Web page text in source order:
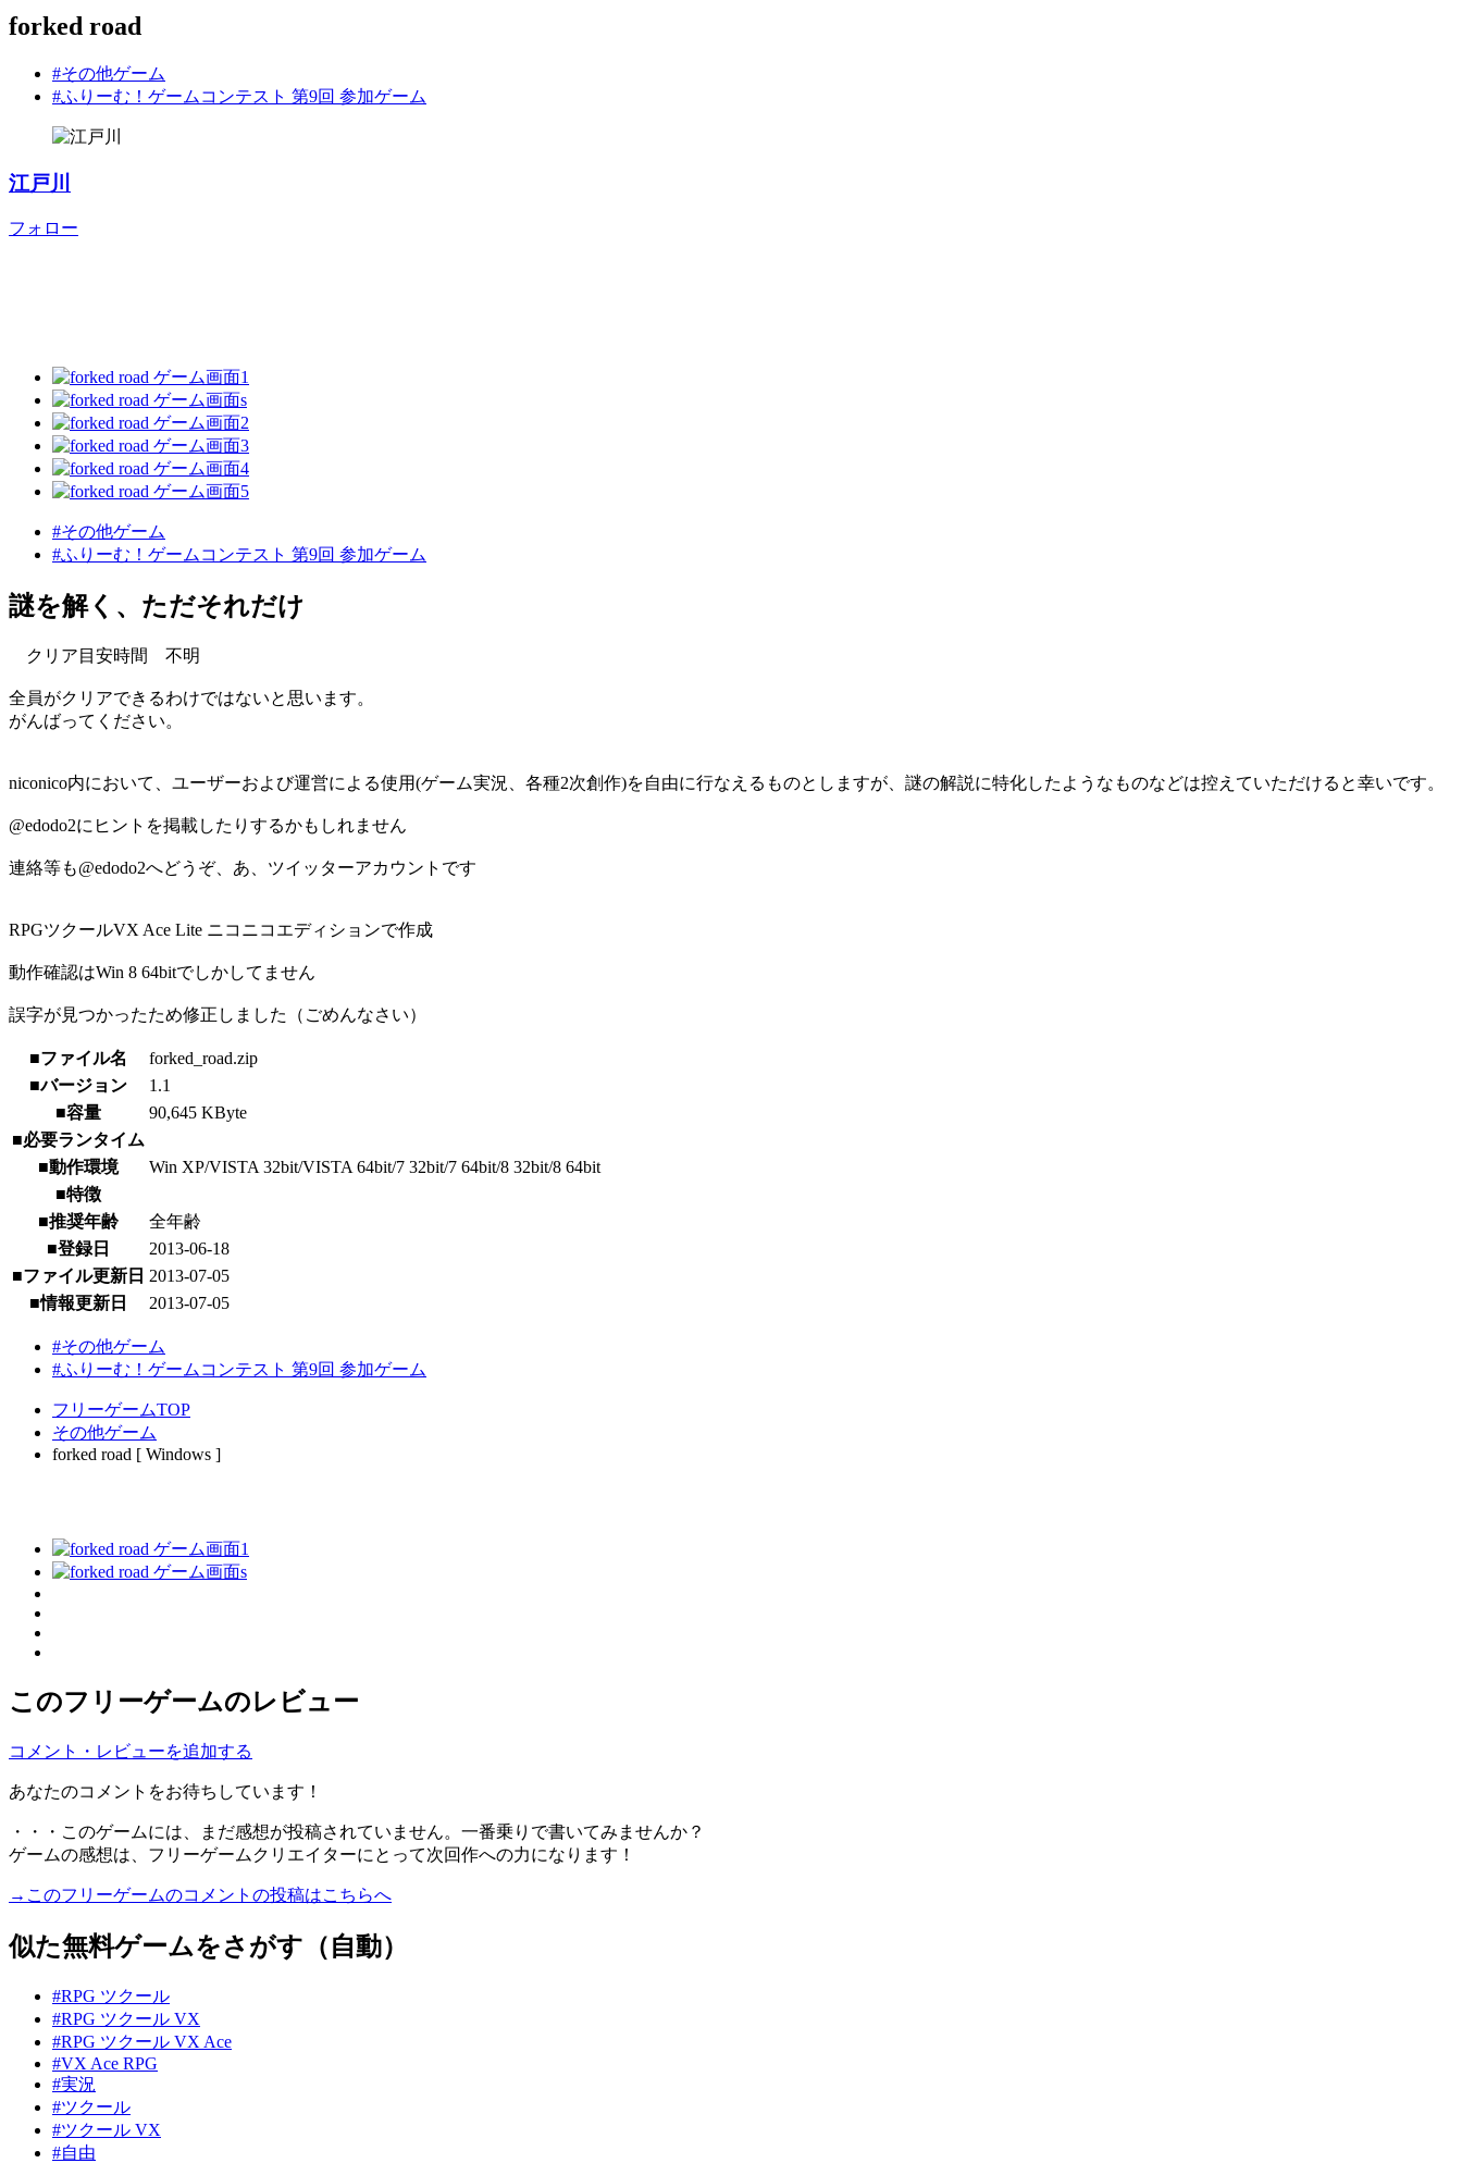
forked road
#その他ゲーム
#ふりーむ！ゲームコンテスト 第9回 参加ゲーム
江戸川
フォロー
#その他ゲーム
#ふりーむ！ゲームコンテスト 第9回 参加ゲーム
謎を解く、ただそれだけ
クリア目安時間 不明
全員がクリアできるわけではないと思います。
がんばってください。
niconico内において、ユーザーおよび運営による使用(ゲーム実況、各種2次創作)を自由に行なえるものとしますが、謎の解説に特化したようなものなどは控えていただけると幸いです。
@edodo2にヒントを掲載したりするかもしれません
連絡等も@edodo2へどうぞ、あ、ツイッターアカウントです
RPGツクールVX Ace Lite ニコニコエディションで作成
動作確認はWin 8 64bitでしかしてません
誤字が見つかったため修正しました（ごめんなさい）
■ファイル名
forked_road.zip
■バージョン
1.1
■容量
90,645 KByte
■必要ランタイム
■動作環境
Win XP/VISTA 32bit/VISTA 64bit/7 32bit/7 64bit/8 32bit/8 64bit
■特徴
■推奨年齢
全年齢
■登録日
2013-06-18
■ファイル更新日 2013-07-05
■情報更新日
2013-07-05
#その他ゲーム
#ふりーむ！ゲームコンテスト 第9回 参加ゲーム
フリーゲームTOP
その他ゲーム
forked road [ Windows ]
このフリーゲームのレビュー
コメント・レビューを追加する
あなたのコメントをお待ちしています！
・・・このゲームには、まだ感想が投稿されていません。一番乗りで書いてみませんか？
ゲームの感想は、フリーゲームクリエイターにとって次回作への力になります！
→このフリーゲームのコメントの投稿はこちらへ
似た無料ゲームをさがす（自動）
#RPG ツクール
#RPG ツクール VX
#RPG ツクール VX Ace
#VX Ace RPG
#実況
#ツクール
#ツクール VX
#自由